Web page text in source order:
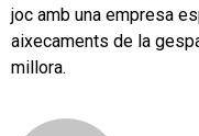
joc amb una empresa
aixecaments de la
millora.